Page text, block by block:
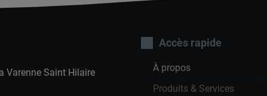
Varenne Saint Hilaire
Accès rapide
À propos
Produits & Services